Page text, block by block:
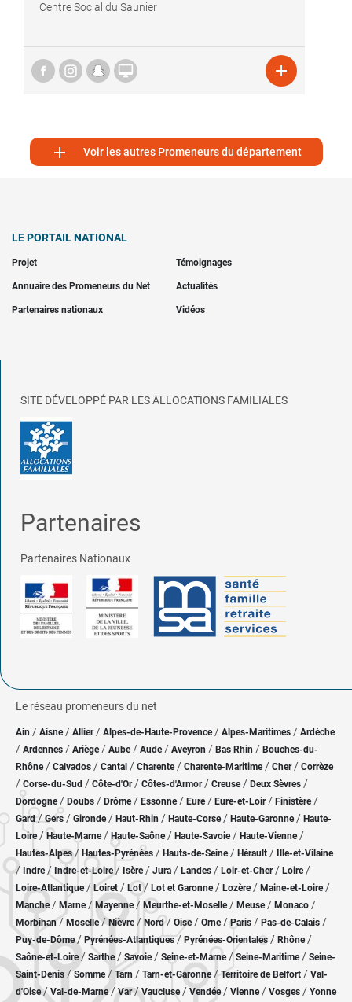
Centre Social du Saunier
 
 Voir les autres Promeneurs du département
LE PORTAIL NATIONAL
Projet Témoignages
Annuaire des Promeneurs du Net Actualités
Partenaires nationaux Vidéos
SITE DÉVELOPPÉ PAR LES ALLOCATIONS FAMILIALES
Partenaires
Partenaires Nationaux
Le réseau promeneurs du net
Ain / Aisne/ Allier/ Alpes-de-Haute-Provence / Alpes-Maritimes / Ardèche
/ Ardennes / Ariège/ Aube/ Aude / Aveyron / Bas Rhin / Bouches-du-
Rhône/ Calvados / Cantal / Charente / Charente-Maritime/ Cher / Corrèze
/ Corse-du-Sud / Côte-d'Or / Côtes-d'Armor/ Creuse/ Deux Sèvres /
Dordogne/ Doubs / Drôme/ Essonne / Eure/ Eure-et-Loir / Finistère/
Gard/Gers / Gironde/ Haut-Rhin / Haute-Corse/ Haute-Garonne/ Haute-
Loire/Haute-Marne/ Haute-Saône/ Haute-Savoie/ Haute-Vienne/
Hautes-Alpes/ Hautes-Pyrénées / Hauts-de-Seine/ Hérault / Ille-et-Vilaine
/ Indre/ Indre-et-Loire/ Isère/ Jura / Landes / Loir-et-Cher/ Loire/
Loire-Atlantique/ Loiret / Lot/ Lot et Garonne/ Lozère / Maine-et-Loire/
Manche/ Marne/ Mayenne/ Meurthe-et-Moselle/ Meuse/ Monaco /
Morbihan/ Moselle/ Nièvre / Nord/ Oise / Orne/Paris / Pas-de-Calais /
Puy-de-Dôme/ Pyrénées-Atlantiques / Pyrénées-Orientales / Rhône/
Saône-et-Loire/ Sarthe/ Savoie/ Seine-et-Marne/ Seine-Maritime/ Seine-
Saint-Denis /Somme/ Tarn / Tarn-et-Garonne/Territoire de Belfort / Val-
d'Oise/ Val-de-Marne/Var/Vaucluse/ Vendée/ Vienne/ Vosges / Yonne